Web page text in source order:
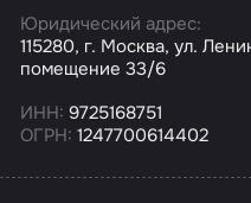
Юридический адрес:
115280, г. Москва, ул.
помещение 33/6
ИНН: 9725168751
ОГРН: 1247700614402